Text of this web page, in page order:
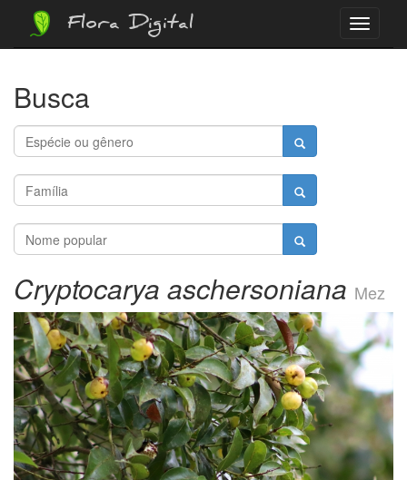
Menu
Flora Digital
Busca
Cryptocarya aschersoniana Mez